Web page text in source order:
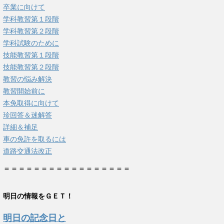
卒業に向けて
学科教習第１段階
学科教習第２段階
学科試験のために
技能教習第１段階
技能教習第２段階
教習の悩み解決
教習開始前に
本免取得に向けて
珍回答＆迷解答
詳細＆補足
車の免許を取るには
道路交通法改正
＝＝＝＝＝＝＝＝＝＝＝＝＝＝＝＝＝
明日の情報をＧＥＴ！
明日の記念日と